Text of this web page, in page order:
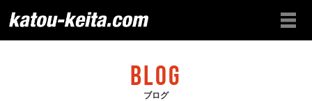
BLOG
ブログ